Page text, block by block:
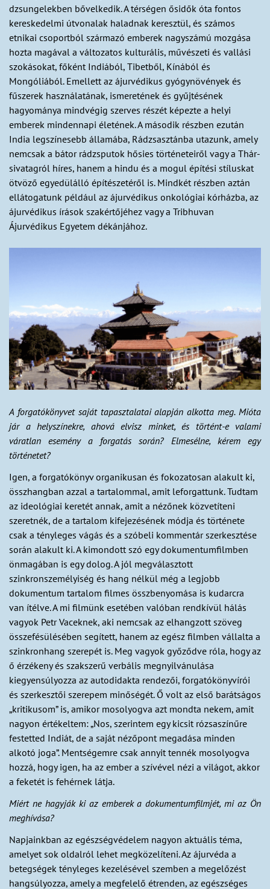
dzsungelekben bővelkedik. A térségen ősidők óta fontos
kereskedelmi útvonalak haladnak keresztül, és számos
etnikai csoportból származó emberek nagyszámú mozgása
hozta magával a változatos kulturális, művészeti és vallási
szokásokat, főként Indiából, Tibetből, Kínából és
Mongóliából. Emellett az ájurvédikus gyógynövények és
fűszerek használatának, ismeretének és gyűjtésének
hagyománya mindvégig szerves részét képezte a helyi
emberek mindennapi életének. A második részben ezután
India legszínesebb államába, Rádzsasztánba utazunk, amely
nemcsak a bátor rádzsputok hősies történeteiről vagy a Thár-
sivatagról híres, hanem a hindu és a mogul építési stíluskat
ötvöző egyedülálló építészetéről is. Mindkét részben aztán
ellátogatunk például az ájurvédikus onkológiai kórházba, az
ájurvédikus írások szakértőjéhez vagy a Tribhuvan
Ájurvédikus Egyetem dékánjához.
A forgatókönyvet saját tapasztalatai alapján alkotta meg. Mióta
jár a helyszínekre, ahová elvisz minket, és történt-e valami
váratlan esemény a forgatás során? Elmesélne, kérem egy
történetet?
Igen, a forgatókönyv organikusan és fokozatosan alakult ki,
összhangban azzal a tartalommal, amit leforgattunk. Tudtam
az ideológiai keretét annak, amit a nézőnek közvetíteni
szeretnék, de a tartalom kifejezésének módja és története
csak a tényleges vágás és a szóbeli kommentár szerkesztése
során alakult ki. A kimondott szó egy dokumentumfilmben
önmagában is egy dolog. A jól megválasztott
szinkronszemélyiség és hang nélkül még a legjobb
dokumentum tartalom filmes összbenyomása is kudarcra
van ítélve. A mi filmünk esetében valóban rendkívül hálás
vagyok Petr Vaceknek, aki nemcsak az elhangzott szöveg
összefésülésében segített, hanem az egész filmben vállalta a
szinkronhang szerepét is. Meg vagyok győződve róla, hogy az
ő érzékeny és szakszerű verbális megnyilvánulása
kiegyensúlyozza az autodidakta rendezői, forgatókönyvírói
és szerkesztői szerepem minőségét. Ő volt az első barátságos
„kritikusom” is, amikor mosolyogva azt mondta nekem, amit
nagyon értékeltem: „Nos, szerintem egy kicsit rózsaszínűre
festetted Indiát, de a saját nézőpont megadása minden
alkotó joga”. Mentségemre csak annyit tennék mosolyogva
hozzá, hogy igen, ha az ember a szívével nézi a világot, akkor
a feketét is fehérnek látja.
Miért ne hagyják ki az emberek a dokumentumfilmjét, mi az Ön
meghívása?
Napjainkban az egészségvédelem nagyon aktuális téma,
amelyet sok oldalról lehet megközelíteni. Az ájurvéda a
betegségek tényleges kezelésével szemben a megelőzést
hangsúlyozza, amely a megfelelő étrenden, az egészséges